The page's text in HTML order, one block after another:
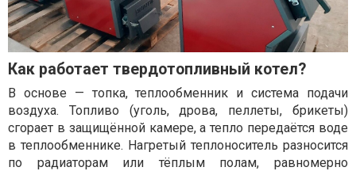
Как работает твердотопливный котел?
В основе — топка, теплообменник и система подачи
воздуха. Топливо (уголь, дрова, пеллеты, брикеты)
сгорает в защищённой камере, а тепло передаётся воде
в теплообменнике. Нагретый теплоноситель разносится
по радиаторам или тёплым полам, равномерно